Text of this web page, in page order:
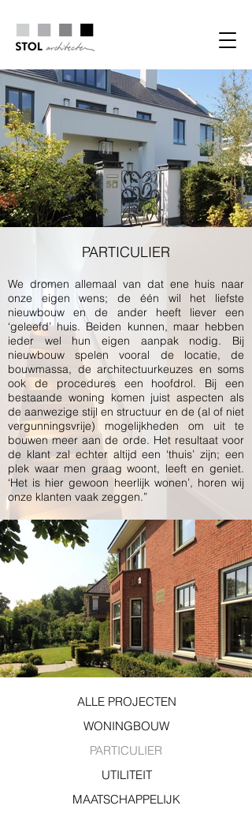
PARTICULIER
We dromen allemaal van dat ene huis naar
onze eigen wens; de één wil het liefste
nieuwbouw en de ander heeft liever een
‘geleefd’ huis. Beiden kunnen, maar hebben
ieder wel hun eigen aanpak nodig. Bij
nieuwbouw spelen vooral de locatie, de
bouwmassa, de architectuurkeuzes en soms
ook de procedures een hoofdrol. Bij een
bestaande woning komen juist aspecten als
de aanwezige stijl en structuur en de (al of niet
vergunningsvrije) mogelijkheden om uit te
bouwen meer aan de orde. Het resultaat voor
de klant zal echter altijd een ‘thuis’ zijn; een
plek waar men graag woont, leeft en geniet.
‘Het is hier gewoon heerlijk wonen’, horen wij
onze klanten vaak zeggen.”
ALLE PROJECTEN
WONINGBOUW
PARTICULIER
UTILITEIT
MAATSCHAPPELIJK